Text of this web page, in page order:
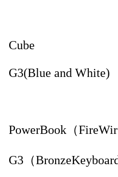
Cube
G3(Blue and White)
PowerBook（
G3（